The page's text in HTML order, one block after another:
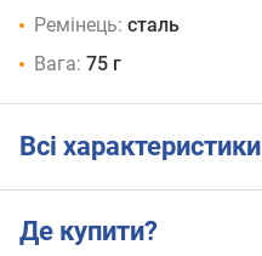
Ремінець: сталь
Вага: 75 г
Всі характеристики
Де купити?